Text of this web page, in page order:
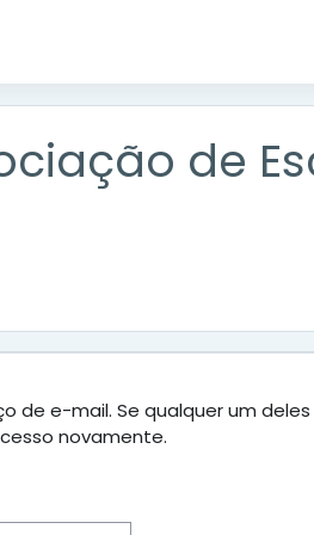
de
de e-mail. Se qualquer um
novamente.